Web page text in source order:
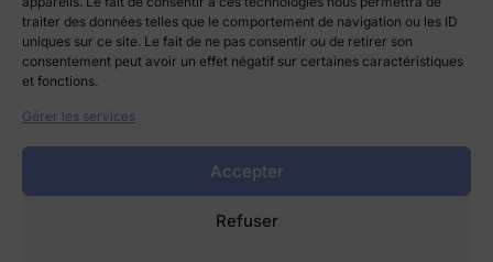
traiter des données telles que le comportement de navigation ou les ID
uniques sur ce site. Le fait de ne pas consentir ou de retirer son
consentement peut avoir un effet négatif sur certaines caractéristiques
et fonctions.
Gérer les services
Accepter
Refuser
santé physique, mentale et sociale des personnes en
situation de précarité.
Professeur.es de yoga